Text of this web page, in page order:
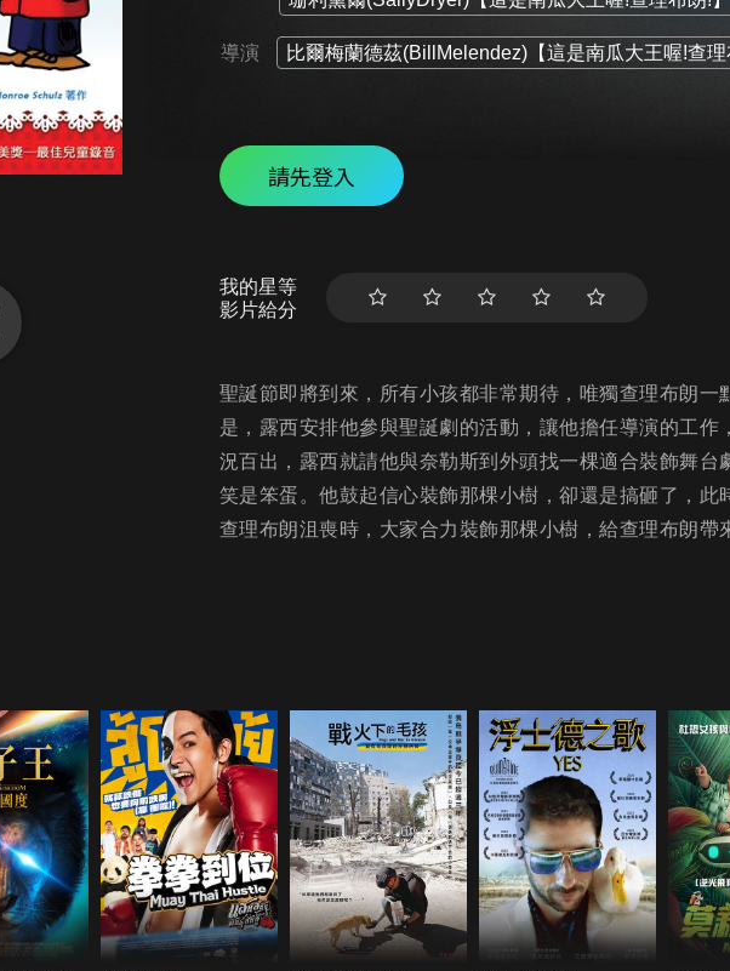
導演 比爾梅蘭德茲(BillMelendez)【這是南瓜大王喔!查理
請先登入
我的星等
影片給分
聖誕節即將到來，所有小孩都非常期待，唯獨查理布朗
是，露西安排他參與聖誕劇的活動，讓他擔任導演的工
況百出，露西就請他與奈勒斯到外頭找一棵適合裝飾舞
笑是笨蛋。他鼓起信心裝飾那棵小樹，卻還是搞砸了，
查理布朗沮喪時，大家合力裝飾那棵小樹，給查理布朗